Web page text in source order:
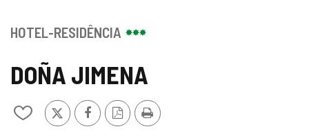
Castilla
León
DOÑA JIMENA
Adicionar
x FacebookVersão
PDF
Imprimir
HOTEL-RESIDÊNCIA